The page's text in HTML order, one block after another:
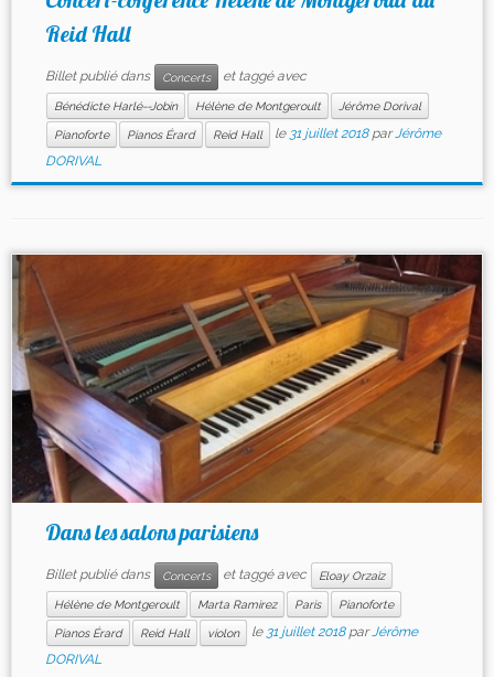
Reid Hall
Billet publié dans Concerts et taggé avec
Bénédicte Harlé--Jobin Hélène de Montgeroult Jérôme Dorival
Pianoforte Pianos Érard Reid Hall le 31 juillet 2018 parJérôme
DORIVAL
Dans les salons parisiens
Billet publié dans Concerts et taggé avec Eloay Orzaiz
Hélène de Montgeroult Marta Ramirez Paris Pianoforte
Pianos Érard Reid Hall violon le 31 juillet 2018 parJérôme
DORIVAL